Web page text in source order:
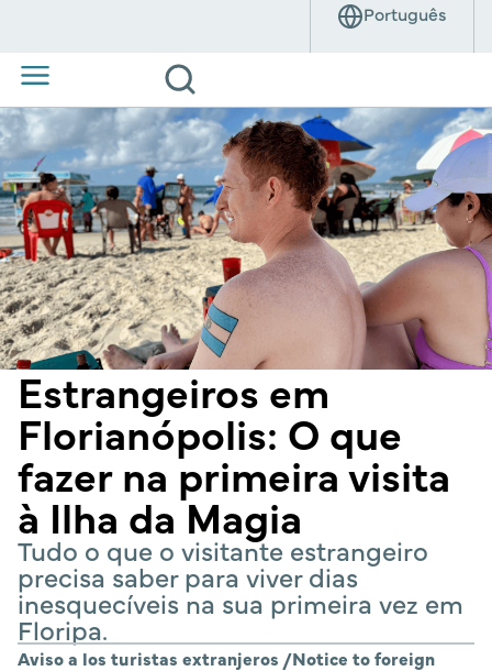
Estrangeiros em
Florianópolis: O que
fazer na primeira visita
à Ilha da Magia
Tudo o que o visitante estrangeiro
precisa saber para viver dias
inesquecíveis na sua primeira vez em
Floripa.
Aviso a los turistas extranjeros /Notice to foreign